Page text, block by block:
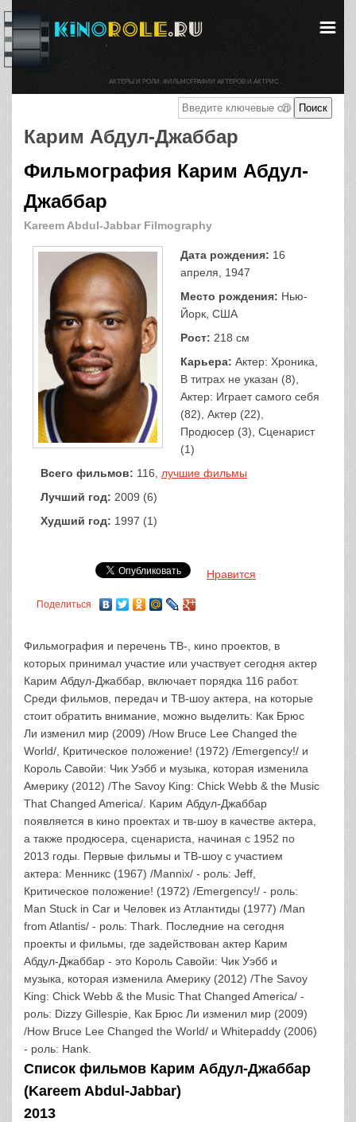
Карим Абдул-Джаббар
Фильмография Карим Абдул-
Джаббар
Kareem Abdul-Jabbar Filmography
Дата рождения: 16
апреля, 1947
Место рождения: Нью-
Йорк, США
Рост: 218 см
Карьера: Актер: Хроника,
В титрах не указан (8),
Актер: Играет самого себя
(82), Актер (22),
Продюсер (3), Сценарист
(1)
Всего фильмов: 116, лучшие фильмы
Лучший год: 2009 (6)
Худший год: 1997 (1)
Нравится
Поделиться
Фильмография и перечень ТВ-, кино проектов, в
которых принимал участие или участвует сегодня актер
Карим Абдул-Джаббар, включает порядка 116 работ.
Среди фильмов, передач и ТВ-шоу актера, на которые
стоит обратить внимание, можно выделить: Как Брюс
Ли изменил мир (2009) /How Bruce Lee Changed the
World/, Критическое положение! (1972) /Emergency!/ и
Король Савойи: Чик Уэбб и музыка, которая изменила
Америку (2012) /The Savoy King: Chick Webb & the Music
That Changed America/. Карим Абдул-Джаббар
появляется в кино проектах и тв-шоу в качестве актера,
а также продюсера, сценариста, начиная с 1952 по
2013 годы. Первые фильмы и ТВ-шоу с участием
актера: Менникс (1967) /Mannix/ - роль: Jeff,
Критическое положение! (1972) /Emergency!/ - роль:
Man Stuck in Car и Человек из Атлантиды (1977) /Man
from Atlantis/ - роль: Thark. Последние на сегодня
проекты и фильмы, где задействован актер Карим
Абдул-Джаббар - это Король Савойи: Чик Уэбб и
музыка, которая изменила Америку (2012) /The Savoy
King: Chick Webb & the Music That Changed America/ -
роль: Dizzy Gillespie, Как Брюс Ли изменил мир (2009)
/How Bruce Lee Changed the World/ и Whitepaddy (2006)
- роль: Hank.
Список фильмов Карим Абдул-Джаббар
(Kareem Abdul-Jabbar)
2013
АКТЕРЫ И РОЛИ. ФИЛЬМОГРАФИИ АКТЕРОВ И АКТРИС.